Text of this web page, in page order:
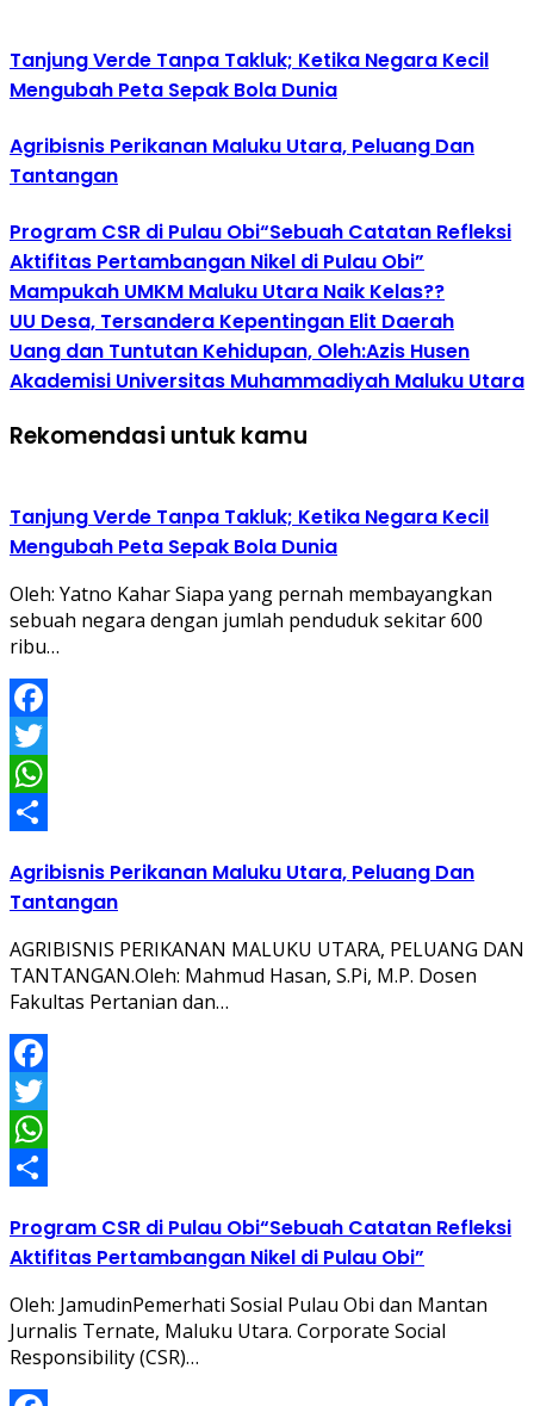
Tanjung Verde Tanpa Takluk; Ketika Negara Kecil
Mengubah Peta Sepak Bola Dunia
Agribisnis Perikanan Maluku Utara, Peluang Dan
Tantangan
Program CSR di Pulau Obi“Sebuah Catatan Refleksi
Aktifitas Pertambangan Nikel di Pulau Obi”
Mampukah UMKM Maluku Utara Naik Kelas??
UU Desa, Tersandera Kepentingan Elit Daerah
Uang dan Tuntutan Kehidupan, Oleh:Azis Husen
Akademisi Universitas Muhammadiyah Maluku Utara
Rekomendasi untuk kamu
Tanjung Verde Tanpa Takluk; Ketika Negara Kecil
Mengubah Peta Sepak Bola Dunia
Oleh: Yatno Kahar Siapa yang pernah membayangkan
sebuah negara dengan jumlah penduduk sekitar 600
ribu…
Facebook
Twitter
WhatsApp
Agribisnis Perikanan Maluku Utara, Peluang Dan
Tantangan
AGRIBISNIS PERIKANAN MALUKU UTARA, PELUANG DAN
TANTANGAN.Oleh: Mahmud Hasan, S.Pi, M.P. Dosen
Fakultas Pertanian dan…
Facebook
Twitter
WhatsApp
Program CSR di Pulau Obi“Sebuah Catatan Refleksi
Aktifitas Pertambangan Nikel di Pulau Obi”
Oleh: JamudinPemerhati Sosial Pulau Obi dan Mantan
Jurnalis Ternate, Maluku Utara. Corporate Social
Responsibility (CSR)…